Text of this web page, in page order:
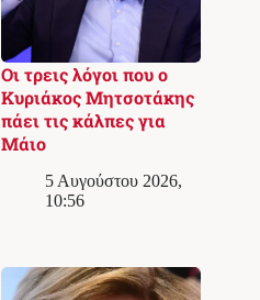
Οι τρεις λόγοι που ο
Κυριάκος Μητσοτάκης
πάει τις κάλπες για
Μάιο
5 Αυγούστου 2026,
10:56